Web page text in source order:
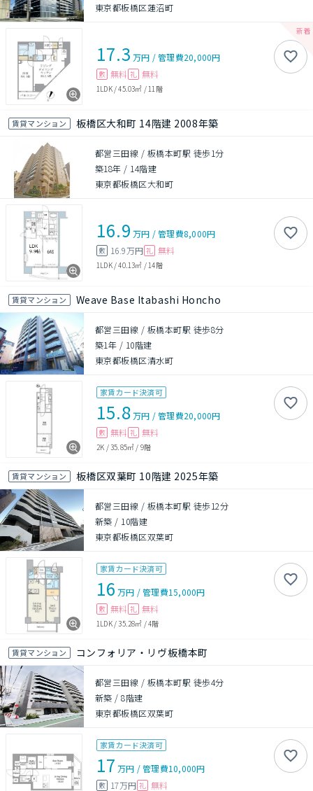
東京都板橋区蓮沼町
17.3 万円 /管理費20,000円
敷 無料 礼 無料
1LDK/45.03㎡ / 11階
賃貸マンション 板橋区大和町 14階建 2008年築
都営三田線 / 板橋本町駅 徒歩1分
築18年 / 14階建
東京都板橋区大和町
16.9 万円 /管理費8,000円
敷 16.9万円 礼 無料
1LDK/40.13㎡ / 14階
賃貸マンション Weave Base Itabashi Honcho
都営三田線 / 板橋本町駅 徒歩8分
築1年 / 10階建
東京都板橋区清水町
家賃カード決済可
15.8万円 /管理費20,000円
敷 無料 礼 無料
2K /35.85㎡ / 9階
賃貸マンション 板橋区双葉町 10階建 2025年築
都営三田線 / 板橋本町駅 徒歩12分
新築 / 10階建
東京都板橋区双葉町
家賃カード決済可
16 万円 /管理費15,000円
敷 無料 礼 無料
1LDK/35.28㎡ /4階
賃貸マンション コンフォリア・リヴ板橋本町
都営三田線 / 板橋本町駅 徒歩4分
新築 /8階建
東京都板橋区双葉町
家賃カード決済可
17 万円 /管理費10,000円
敷 17万円 礼 無料